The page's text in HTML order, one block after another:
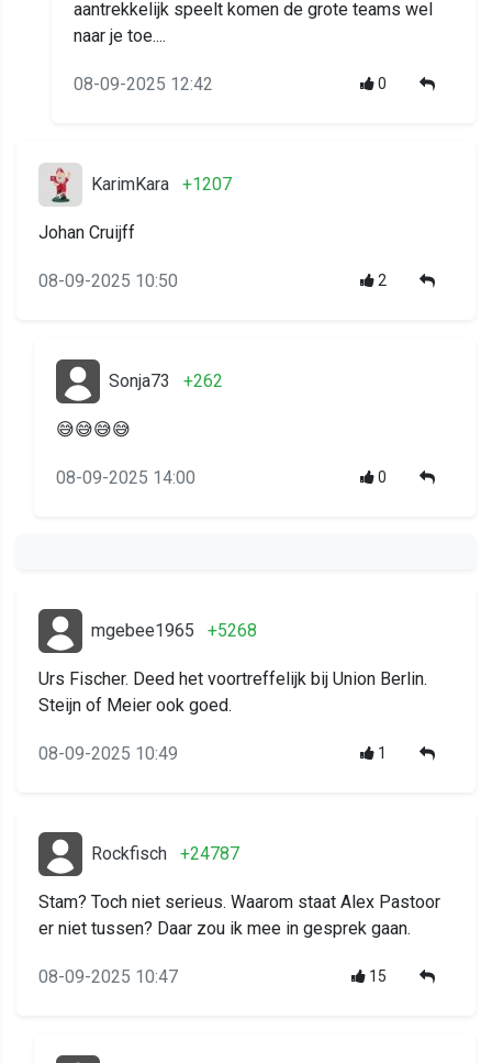
aantrekkelijk speelt komen de grote teams wel
naar je toe....
08-09-2025 12:42 0
KarimKara +1207
Johan Cruijff
08-09-2025 10:50 2
Sonja73 +262
😅😅😅😅
08-09-2025 14:00 0
mgebee1965 +5268
Urs Fischer. Deed het voortreffelijk bij Union Berlin.
Steijn of Meier ook goed.
08-09-2025 10:49 1
Rockfisch +24787
Stam? Toch niet serieus. Waarom staat Alex Pastoor
er niet tussen? Daar zou ik mee in gesprek gaan.
08-09-2025 10:47 15